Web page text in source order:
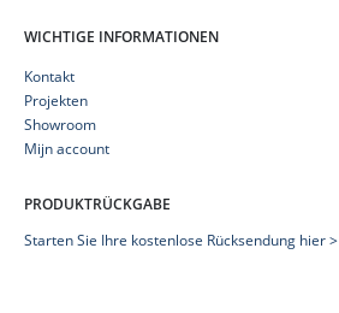
WICHTIGE INFORMATIONEN
Kontakt
Projekten
Showroom
Mijn account
PRODUKTRÜCKGABE
Starten Sie Ihre kostenlose Rücksendung hier >